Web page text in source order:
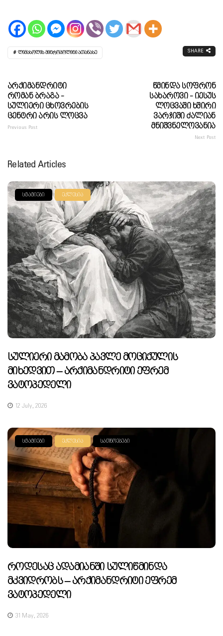
ᲚᲘᲛᲐᲡᲝᲚᲘᲡ ᲛᲘᲢᲠᲝᲞᲝᲚᲘᲢᲘ ᲐᲗᲐᲜᲐᲡᲔ SHARE
Არქიმანდრიტი
Რომან Ბრაგა -
Სულიერი Ცხოვრების
Ცენტრი Არის Ლოცვა
Previous Post
Წმინდა Სოფრონ
Სახაროვი - Იესუს
Ლოცვაში Ხშირი
Ვარჯიში Ძალიან
Მნიშვნელოვანია
Next Post
Related Articles
ᲡᲢᲐᲢᲘᲔᲑᲘ ᲔᲙᲚᲔᲡᲘᲐ
Სულიერი Მამობა Პავლე Მოციქულის
Მიხედვით – Არქიმანდრიტი Ეფრემ
Ვატოპედელი
12 July, 2026
ᲡᲢᲐᲢᲘᲔᲑᲘ ᲔᲙᲚᲔᲡᲘᲐ ᲡᲐᲗᲜᲝᲔᲑᲔᲑᲘ
Როდესაც Ადამიანში Სულიწმინდა
Მკვიდრობს – Არქიმანდრიტი Ეფრემ
Ვატოპედელი
31 May, 2026